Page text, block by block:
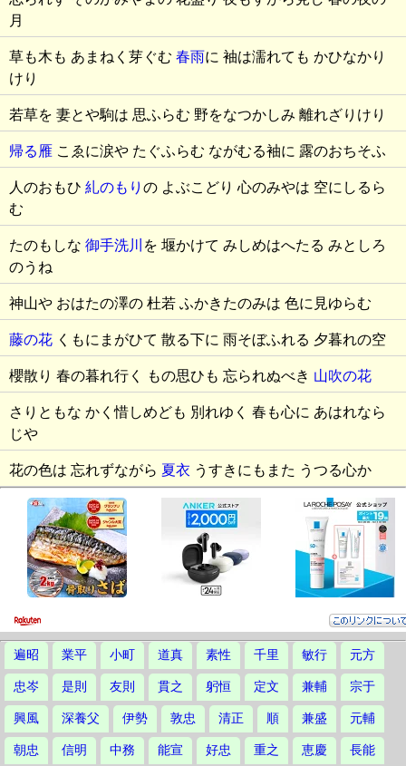
月
草も木も あまねく芽ぐむ 春雨に 袖は濡れても かひなかり
けり
若草を 妻とや駒は 思ふらむ 野をなつかしみ 離れざりけり
帰る雁 こゑに涙や たぐふらむ ながむる袖に 露のおちそふ
人のおもひ 糺のもり の よぶこどり 心のみやは 空にしるら
む
たのもしな 御手洗川
を 堰かけて みしめはへたる みとしろ
のうね
神山や おはたの澤の 杜若 ふかきたのみは 色に見ゆらむ
藤の花 くもにまがひて 散る下に 雨そぼふれる 夕暮れの空
櫻散り 春の暮れ行く もの思ひも 忘られぬべき 山吹の花
さりともな かく惜しめども 別れゆく 春も心に あはれなら
じや
花の色は 忘れずながら 夏衣 うすきにもまた うつる心か
遍昭 業平 小町 道真 素性 千里 敏行 元方
忠岑 是則 友則 貫之 躬恒 定文 兼輔 宗于
興風 深養父 伊勢 敦忠 清正 順 兼盛 元輔
朝忠 信明 中務 能宣 好忠 重之 恵慶 長能